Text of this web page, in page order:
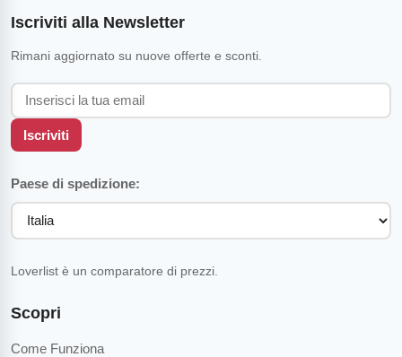
Scopri
Come Funziona
Iscriviti alla Newsletter
Rimani aggiornato su nuove offerte e sconti.
Iscriviti
Paese di spedizione:
Loverlist è un comparatore di prezzi.